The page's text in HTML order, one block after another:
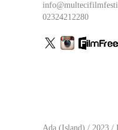
02324212280
Ada (Island) / 2023 /